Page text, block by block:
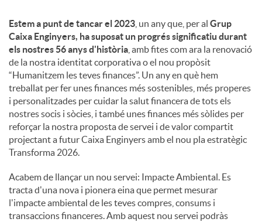
o
n
t
i
n
g
Estem a punt de tancar el 2023 , un any que, per al Grup
Caixa Enginyers, ha suposat un progrés significatiu durant
els nostres 56 anys d'història , amb fites com ara la renovació
de la nostra identitat corporativa o el nou propòsit
“Humanitzem les teves finances”. Un any en què hem
treballat per fer unes finances més sostenibles, més properes
i personalitzades per cuidar la salut financera de tots els
nostres socis i sòcies, i també unes finances més sòlides per
reforçar la nostra proposta de servei i de valor compartit
projectant a futur Caixa Enginyers amb el nou pla estratègic
Transforma 2026.
Acabem de llançar un nou servei: Impacte Ambiental. Es
tracta d'una nova i pionera eina que permet mesurar
l'impacte ambiental de les teves compres, consums i
transaccions financeres. Amb aquest nou servei podràs